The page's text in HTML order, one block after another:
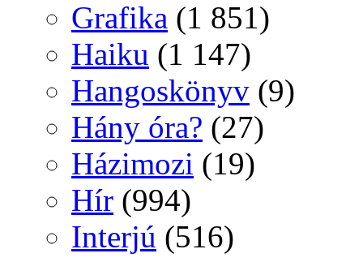
Grafika (1 851)
Haiku (1 147)
Hangoskönyv (9)
Hány óra? (27)
Házimozi (19)
Hír (994)
Interjú (516)